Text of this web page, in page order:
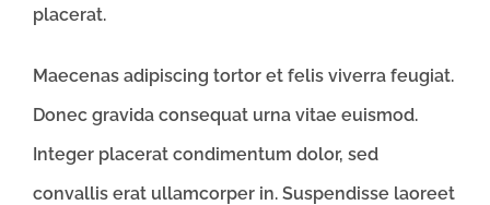
placerat.
Maecenas adipiscing tortor et felis viverra feugiat.
Donec gravida consequat urna vitae euismod.
Integer placerat condimentum dolor, sed
convallis erat ullamcorper in. Suspendisse laoreet